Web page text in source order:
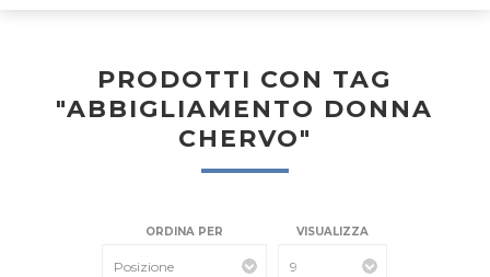
PRODOTTI CON TAG
"ABBIGLIAMENTO DONNA
CHERVO"
ORDINA PER VISUALIZZA